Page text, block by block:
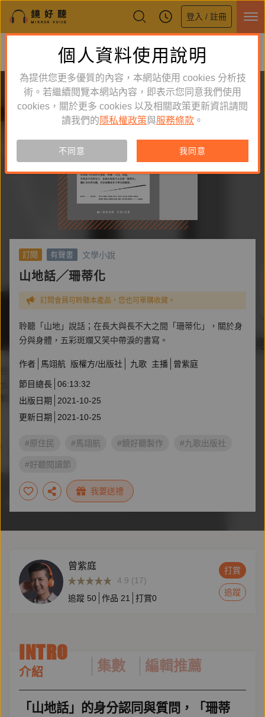
登入 / 註冊
鏡好聽全新APP上線
體驗全面升級，即刻下載
訂閱 有聲書 文學小說
山地話╱珊蒂化
訂閱會員可聆聽本產品，您也可單購收藏。
聆聽「山地」說話；在長大與長不大之間「珊蒂化」，關於身
分與身體，五彩斑斕又笑中帶淚的書寫。
作者 馬翊航 版權方/出版社 九歌 主播 曾紫庭
節目總長 06:13:32
出版日期
2021-10-25
更新日期
2021-10-25
#原住民 #馬翊航 #鏡好聽製作 #九歌出版社
#好聽閱讀節
我要送禮
曾紫庭
4.9 (17)
追蹤 50 作品 21 打賞0
打賞
追蹤
INTRO
介紹 集數 編輯推薦
「山地話」的身分認同與質問，「珊蒂
個人資料使用說明
為提供您更多優質的內容，本網站使用 cookies 分析技
術。若繼續閱覽本網站內容，即表示您同意我們使用
cookies，關於更多 cookies 以及相關政策更新資訊請閱
讀我們的 隱私權政策與服務條款 。
不同意 我同意